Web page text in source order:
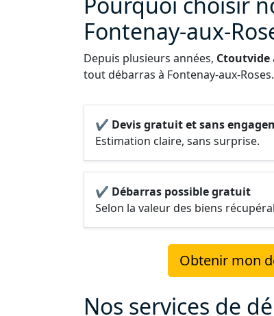
Fontenay-aux-
Depuis plusieurs années, Ctoutvide
tout débarras à Fontenay-aux-
✔ Devis gratuit et sans
Estimation claire, sans surprise.
✔ Débarras possible gratuit
Selon la valeur des biens
Obtenir mon
Nos services de